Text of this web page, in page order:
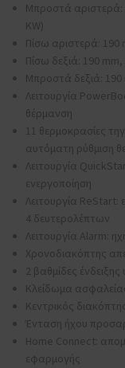
Μπροστά αριστερά:
ΚW)
Πίσω αριστερά: 190
Πίσω δεξιά: 190 mm,
Μπροστά δεξιά: 190
Λειτουργία
θέρμανση
11 θερμοκρασίες
αυτόματη ρύθμιση
Λειτουργία
ενεργοποίηση
Λειτουργία
4 δευτερολέπτων
Λειτουργία Alarm:
Χρονοδιακόπτης
2 βαθμίδες
Κλείδωμα
Κεντρικός
Ένταση ήχου
Home Connect:
εφαρμογής